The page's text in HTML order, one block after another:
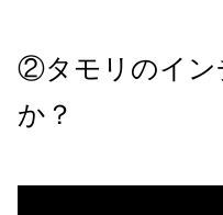
②タモリのイン
か？